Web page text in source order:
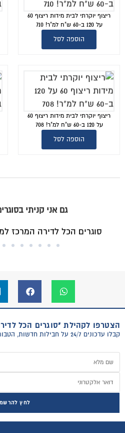
ריצוף יוקרתי לבית מידות ריצוף 60
על 120 ב-60 ש"ח למ"ר! 710
הוספה לסל
ריצוף יוקרתי לבית מידות ריצוף 60
על 120 ב-60 ש"ח למ"ר! 708
הוספה לסל
גם אני קניתי
הצטרפו לקהילת "סוגרים הכל
קבלו עדכונים 24/7 על חבילות חדשות, הטבות, מבצעים וטיפים למעבר דירה!
לחץ